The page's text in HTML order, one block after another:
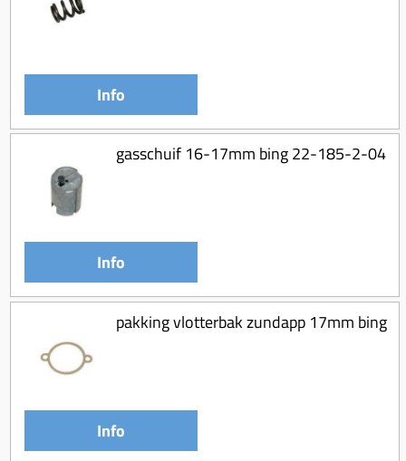
Info
gasschuif 16-17mm bing 22-185-2-04
Info
pakking vlotterbak zundapp 17mm bing
Info